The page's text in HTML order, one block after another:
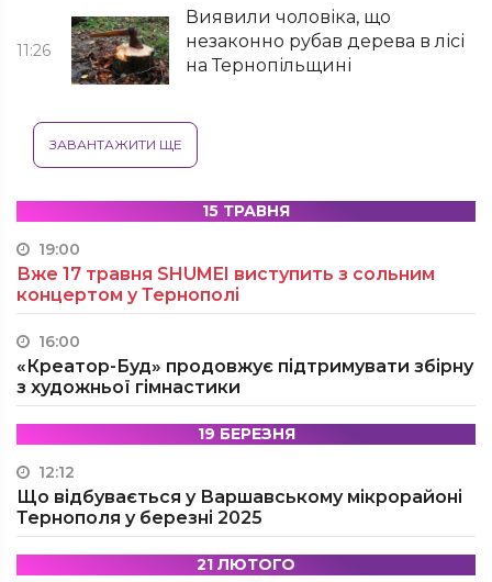
11:26
Виявили чоловіка, що
незаконно рубав дерева в лісі
на Тернопільщині
ЗАВАНТАЖИТИ ЩЕ
15 ТРАВНЯ
19:00
Вже 17 травня SHUMEI виступить з сольним
концертом у Тернополі
16:00
«Креатор-Буд» продовжує підтримувати збірну
з художньої гімнастики
19 БЕРЕЗНЯ
12:12
Що відбувається у Варшавському мікрорайоні
Тернополя у березні 2025
21 ЛЮТОГО